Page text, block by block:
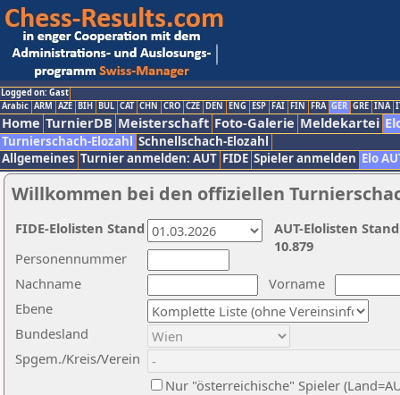
Logged on: Gast
Arabic ARM AZE BIH BUL CAT CHN CRO CZE DEN ENG ESP FAI FIN FRA GER GRE INA
Home TurnierDB Meisterschaft Foto-Galerie Meldekartei
Turnierschach-Elozahl Schnellschach-Elozahl
Allgemeines Turnier anmelden: AUT FIDE Spieler anmelden Elo
Willkommen bei den offiziellen
Nachname
Vorname
Ebene
Personennummer
Bundesland
Spgem./Kreis/Verein
Nur "österreichische" Spieler
AUT-Elolisten
10.879
FIDE-Elolisten Stand